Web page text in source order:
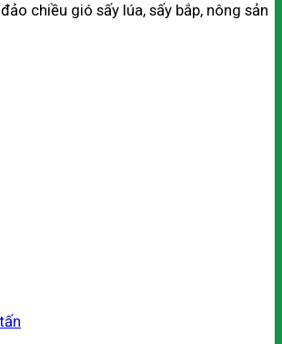
chiều gió sấy lúa, sấy bắp, nông sản